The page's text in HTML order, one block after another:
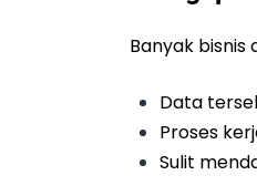
Banyak
Data
Proses
Sulit